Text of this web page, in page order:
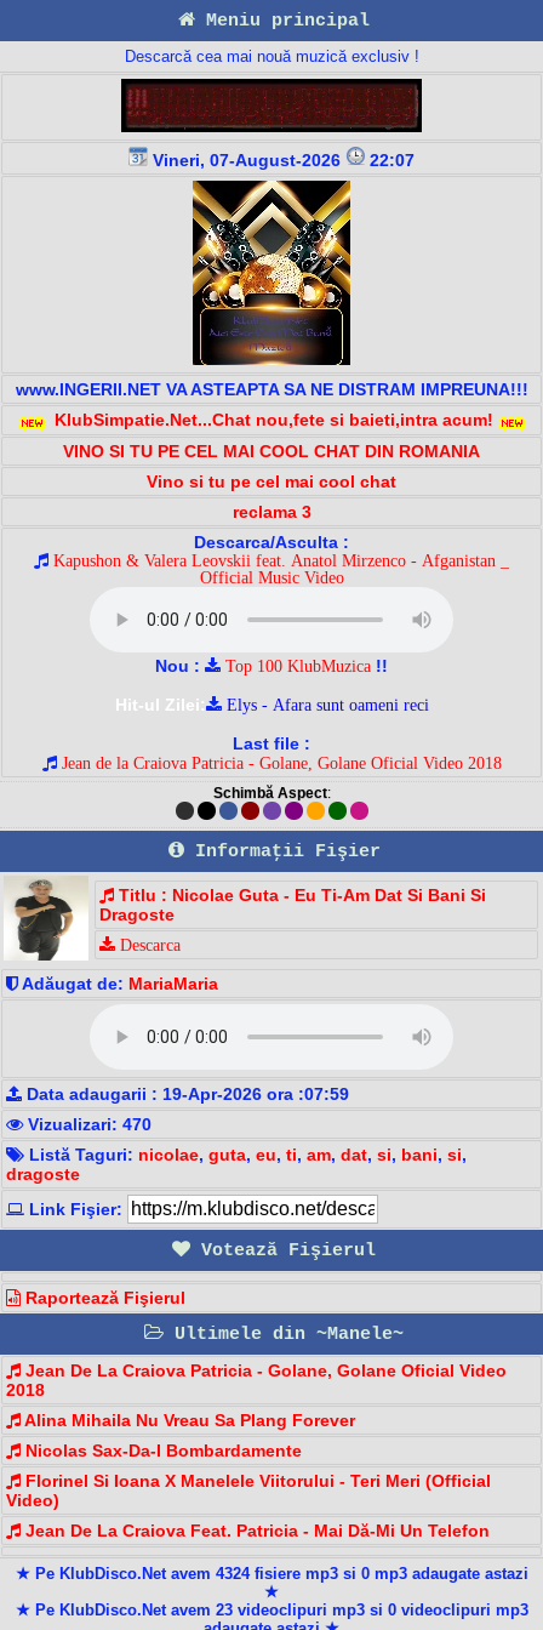
Meniu principal
Descarcă cea mai nouă muzică exclusiv !
Vineri, 07-August-2026 22:07
www.INGERII.NET VA ASTEAPTA SA NE DISTRAM IMPREUNA!!!
KlubSimpatie.Net...Chat nou,fete si baieti,intra acum!
VINO SI TU PE CEL MAI COOL CHAT DIN ROMANIA
Vino si tu pe cel mai cool chat
reclama 3
Descarca/Asculta :
Kapushon & Valera Leovskii feat. Anatol Mirzenco - Afganistan _
Official Music Video
Nou : Top 100 KlubMuzica !!
Hit-ul Zilei:
Elys - Afara sunt oameni reci
Last file :
Jean de la Craiova Patricia - Golane, Golane Oficial Video 2018
Schimbă Aspect:
Informaţii Fişier
Titlu : Nicolae Guta - Eu Ti-Am Dat Si Bani Si
Dragoste
Descarca
Adăugat de: MariaMaria
Data adaugarii : 19-Apr-2026 ora :07:59
Vizualizari: 470
Listă Taguri: nicolae, guta, eu, ti, am, dat, si, bani, si,
dragoste
Link Fişier:
Votează Fişierul
Raportează Fişierul
Ultimele din ~Manele~
Jean De La Craiova Patricia - Golane, Golane Oficial Video
2018
Alina Mihaila Nu Vreau Sa Plang Forever
Nicolas Sax-Da-I Bombardamente
Florinel Si Ioana X Manelele Viitorului - Teri Meri (Official
Video)
Jean De La Craiova Feat. Patricia - Mai Dă-Mi Un Telefon
★ Pe KlubDisco.Net avem 4324 fisiere mp3 si 0 mp3 adaugate astazi
★
★ Pe KlubDisco.Net avem 23 videoclipuri mp3 si 0 videoclipuri mp3